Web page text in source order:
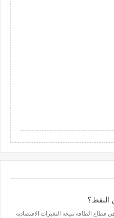
النفط؟
قطاع الطاقة نتيجة التغيرات الاقتصادية